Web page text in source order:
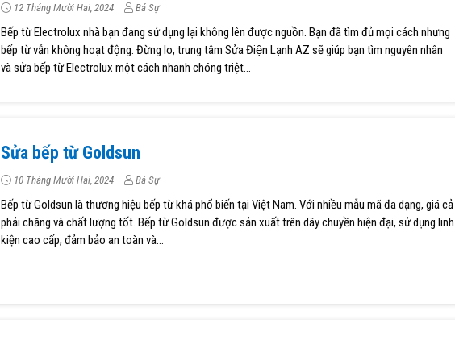
12 Tháng Mười Hai, 2024 Bá Sự
Bếp từ Electrolux nhà bạn đang sử dụng lại không lên được nguồn. Bạn đã tìm đủ mọi cách nhưng
bếp từ vẫn không hoạt động. Đừng lo, trung tâm Sửa Điện Lạnh AZ sẽ giúp bạn tìm nguyên nhân
và sửa bếp từ Electrolux một cách nhanh chóng triệt...
Sửa bếp từ Goldsun
10 Tháng Mười Hai, 2024 Bá Sự
Bếp từ Goldsun là thương hiệu bếp từ khá phổ biến tại Việt Nam. Với nhiều mẫu mã đa dạng, giá cả
phải chăng và chất lượng tốt. Bếp từ Goldsun được sản xuất trên dây chuyền hiện đại, sử dụng linh
kiện cao cấp, đảm bảo an toàn và...